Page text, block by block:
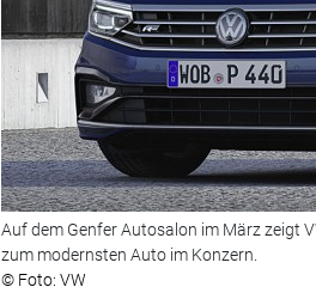
Auf dem Genfer Autosalon im März zeigt
zum modernsten Auto im Konzern.
© Foto: VW